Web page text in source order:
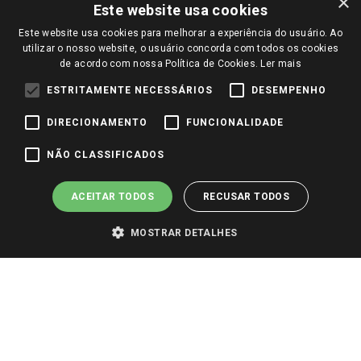
Perguntas frequentes
Trabalhe Conosco
Identidade Visual
Trocas e Devoluções
Redes Sociais
Pagamento e Segurança
Este website usa cookies
Este website usa cookies para melhorar a experiência do usuário. Ao
utilizar o nosso website, o usuário concorda com todos os cookies
de acordo com nossa Política de Cookies. Ler mais
ESTRITAMENTE NECESSÁRIOS DESEMPENHO
DIRECIONAMENTO FUNCIONALIDADE
NÃO CLASSIFICADOS
ACEITAR TODOS RECUSAR TODOS
MOSTRAR DETALHES